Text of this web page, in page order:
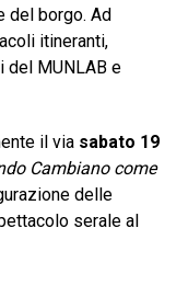
del borgo. Ad
itineranti,
del MUNLAB e
il via sabato 19
Cambiano come
delle
serale al